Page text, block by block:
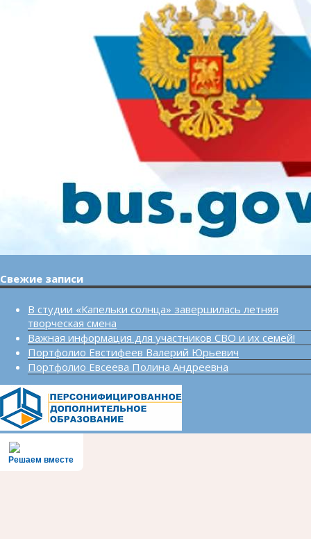
Свежие записи
В студии «Капельки солнца» завершилась летняя
творческая смена
Важная информация для участников СВО и их семей!
Портфолио Евстифеев Валерий Юрьевич
Портфолио Евсеева Полина Андреевна
Решаем вместе